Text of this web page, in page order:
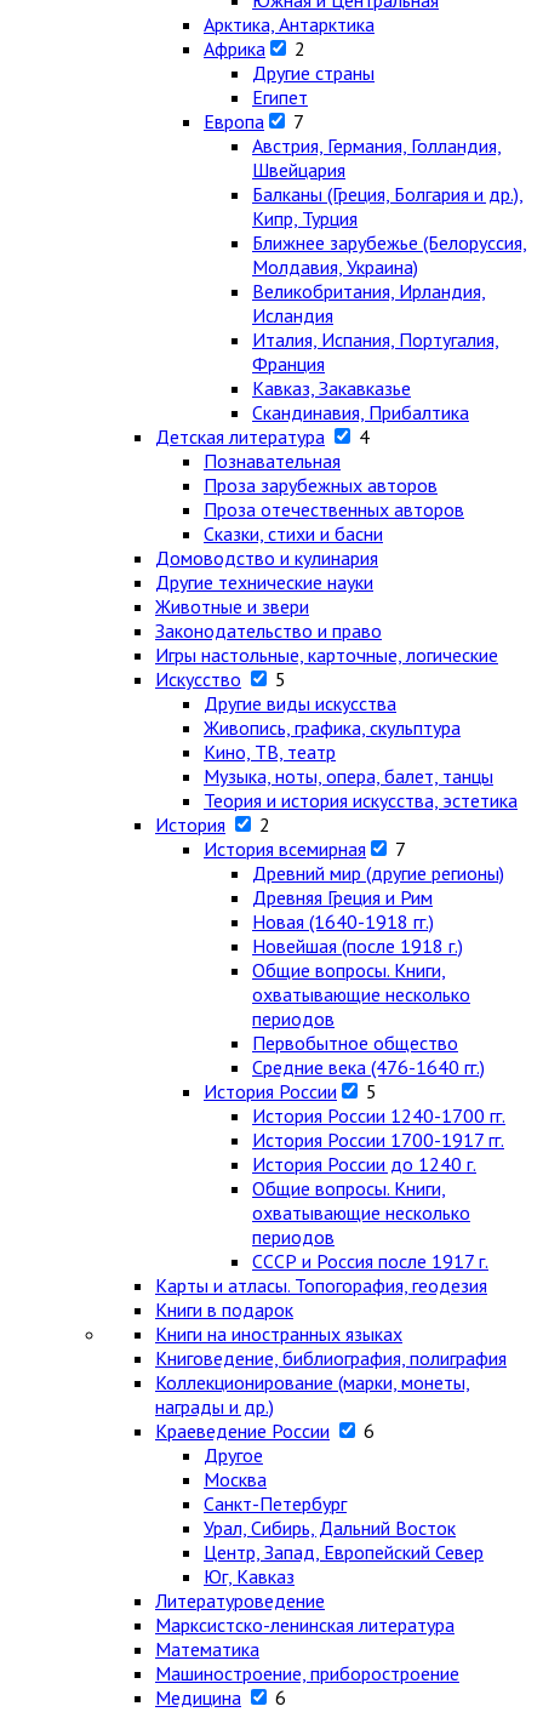
Арктика, Антарктика
Африка
2
Другие страны
Египет
Европа
7
Австрия, Германия, Голландия,
Швейцария
Балканы (Греция, Болгария и др.),
Кипр, Турция
Ближнее зарубежье (Белоруссия,
Молдавия, Украина)
Великобритания, Ирландия,
Исландия
Италия, Испания, Португалия,
Франция
Кавказ, Закавказье
Скандинавия, Прибалтика
Детская литература
4
Познавательная
Проза зарубежных авторов
Проза отечественных авторов
Сказки, стихи и басни
Домоводство и кулинария
Другие технические науки
Животные и звери
Законодательство и право
Игры настольные, карточные, логические
Искусство
5
Другие виды искусства
Живопись, графика, скульптура
Кино, ТВ, театр
Музыка, ноты, опера, балет, танцы
Теория и история искусства, эстетика
История
2
История всемирная
7
Древний мир (другие регионы)
Древняя Греция и Рим
Новая (1640-1918 гг.)
Новейшая (после 1918 г.)
Общие вопросы. Книги,
охватывающие несколько
периодов
Первобытное общество
Средние века (476-1640 гг.)
История России
5
История России 1240-1700 гг.
История России 1700-1917 гг.
История России до 1240 г.
Общие вопросы. Книги,
охватывающие несколько
периодов
СССР и Россия после 1917 г.
Карты и атласы. Топогорафия, геодезия
Книги в подарок
Книги на иностранных языках
Книговедение, библиография, полиграфия
Коллекционирование (марки, монеты,
награды и др.)
Краеведение России
6
Другое
Москва
Санкт-Петербург
Урал, Сибирь, Дальний Восток
Центр, Запад, Европейский Север
Юг, Кавказ
Литературоведение
Марксистско-ленинская литература
Математика
Машиностроение, приборостроение
Медицина
6